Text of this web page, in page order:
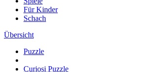
Für Kinder
Schach
Übersicht
Puzzle
Curiosi Puzzle